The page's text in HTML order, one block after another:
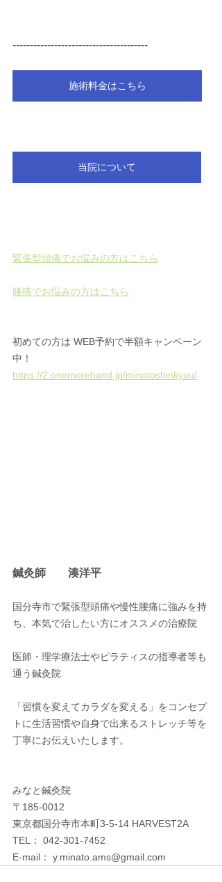
---------------------------------------
施術料金はこちら
当院について
緊張型頭痛でお悩みの方はこちら
腰痛でお悩みの方はこちら
初めての方は WEB予約で半額キャンペーン
中！
https://2.onemorehand.jp/minatoshinkyuu/
鍼灸師　　湊洋平
国分寺市で緊張型頭痛や慢性腰痛に強みを持
ち、本気で治したい方にオススメの治療院
医師・理学療法士やピラティスの指導者等も
通う鍼灸院
「習慣を変えてカラダを変える」をコンセプ
トに生活習慣や自身で出来るストレッチ等を
丁寧にお伝えいたします。
みなと鍼灸院
〒185-0012
東京都国分寺市本町3-5-14 HARVEST2A
TEL： 042-301-7452
E-mail： y.minato.ams@gmail.com